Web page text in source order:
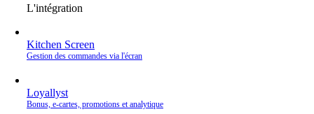
L'intégration
Kitchen Screen
Gestion des commandes via l'écran
Loyallyst
Bonus, e‑cartes, promotions et analytique